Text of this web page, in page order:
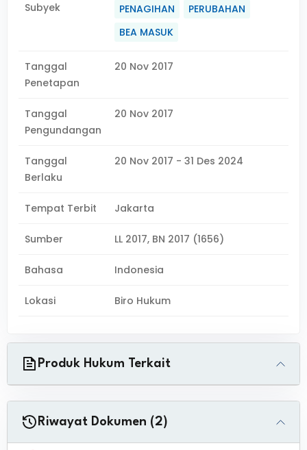
Subyek PENAGIHAN
PERUBAHAN
BEA MASUK
Tanggal
Penetapan
20 Nov 2017
Tanggal
Pengundangan
20 Nov 2017
Tanggal
Berlaku
20 Nov 2017 - 31 Des 2024
Tempat Terbit Jakarta
Sumber LL 2017, BN 2017 (1656)
Bahasa Indonesia
Lokasi Biro Hukum
Produk Hukum Terkait
Riwayat Dokumen (2)